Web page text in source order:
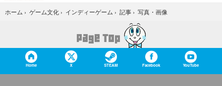
ホーム › ゲーム文化 › インディーゲーム › 記事 › 写真・画像
Home X STEAM Facebook YouTube